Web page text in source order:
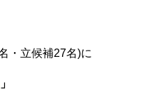
・立候補27名)に
」